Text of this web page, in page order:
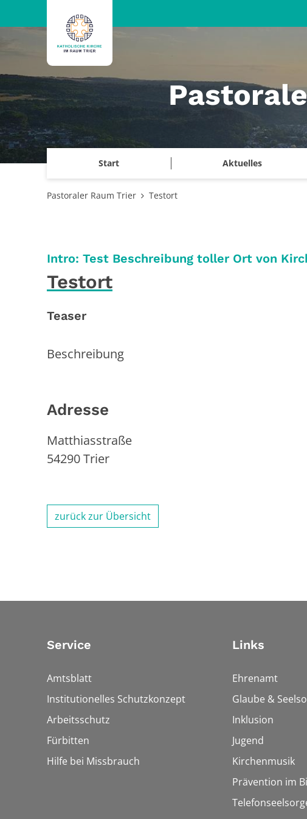
Start Aktuelles
Pastoraler Raum Trier Testort
Intro: Test Beschreibung toller Ort von
Testort
Teaser
Beschreibung
Adresse
Matthiasstraße
54290Trier
zurück zur Übersicht
Service
Amtsblatt
Institutionelles Schutzkonzept
Arbeitsschutz
Fürbitten
Hilfe bei Missbrauch
Links
Ehrenamt
Glaube &
Inklusion
Jugend
Kirchenmusik
Prävention im